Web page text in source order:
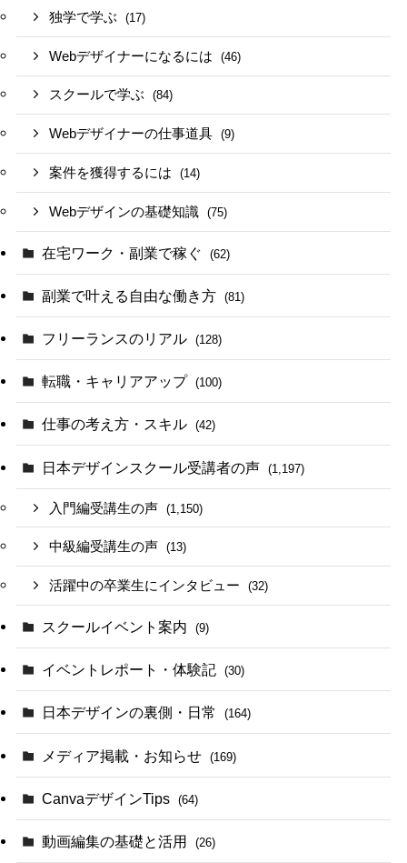
独学で学ぶ (17)
Webデザイナーになるには (46)
スクールで学ぶ (84)
Webデザイナーの仕事道具 (9)
案件を獲得するには (14)
Webデザインの基礎知識 (75)
在宅ワーク・副業で稼ぐ (62)
副業で叶える自由な働き方 (81)
フリーランスのリアル (128)
転職・キャリアアップ (100)
仕事の考え方・スキル (42)
日本デザインスクール受講者の声 (1,197)
入門編受講生の声 (1,150)
中級編受講生の声 (13)
活躍中の卒業生にインタビュー (32)
スクールイベント案内 (9)
イベントレポート・体験記 (30)
日本デザインの裏側・日常 (164)
メディア掲載・お知らせ (169)
CanvaデザインTips (64)
動画編集の基礎と活用 (26)